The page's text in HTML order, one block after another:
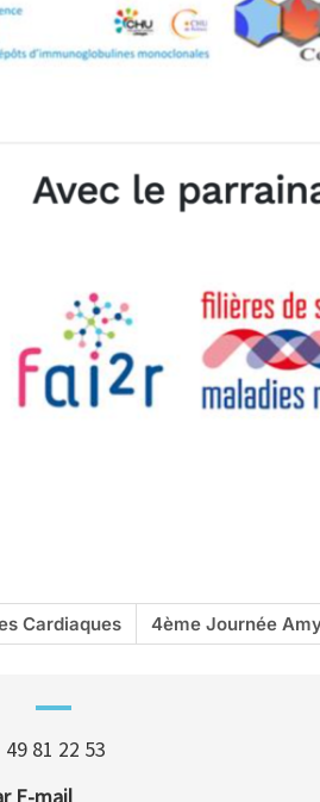
Cardiaques 4ème Journée
49 81 22 53